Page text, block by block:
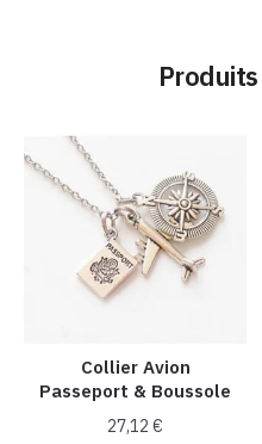
Collier Avion
Passeport & Boussole
27,12€